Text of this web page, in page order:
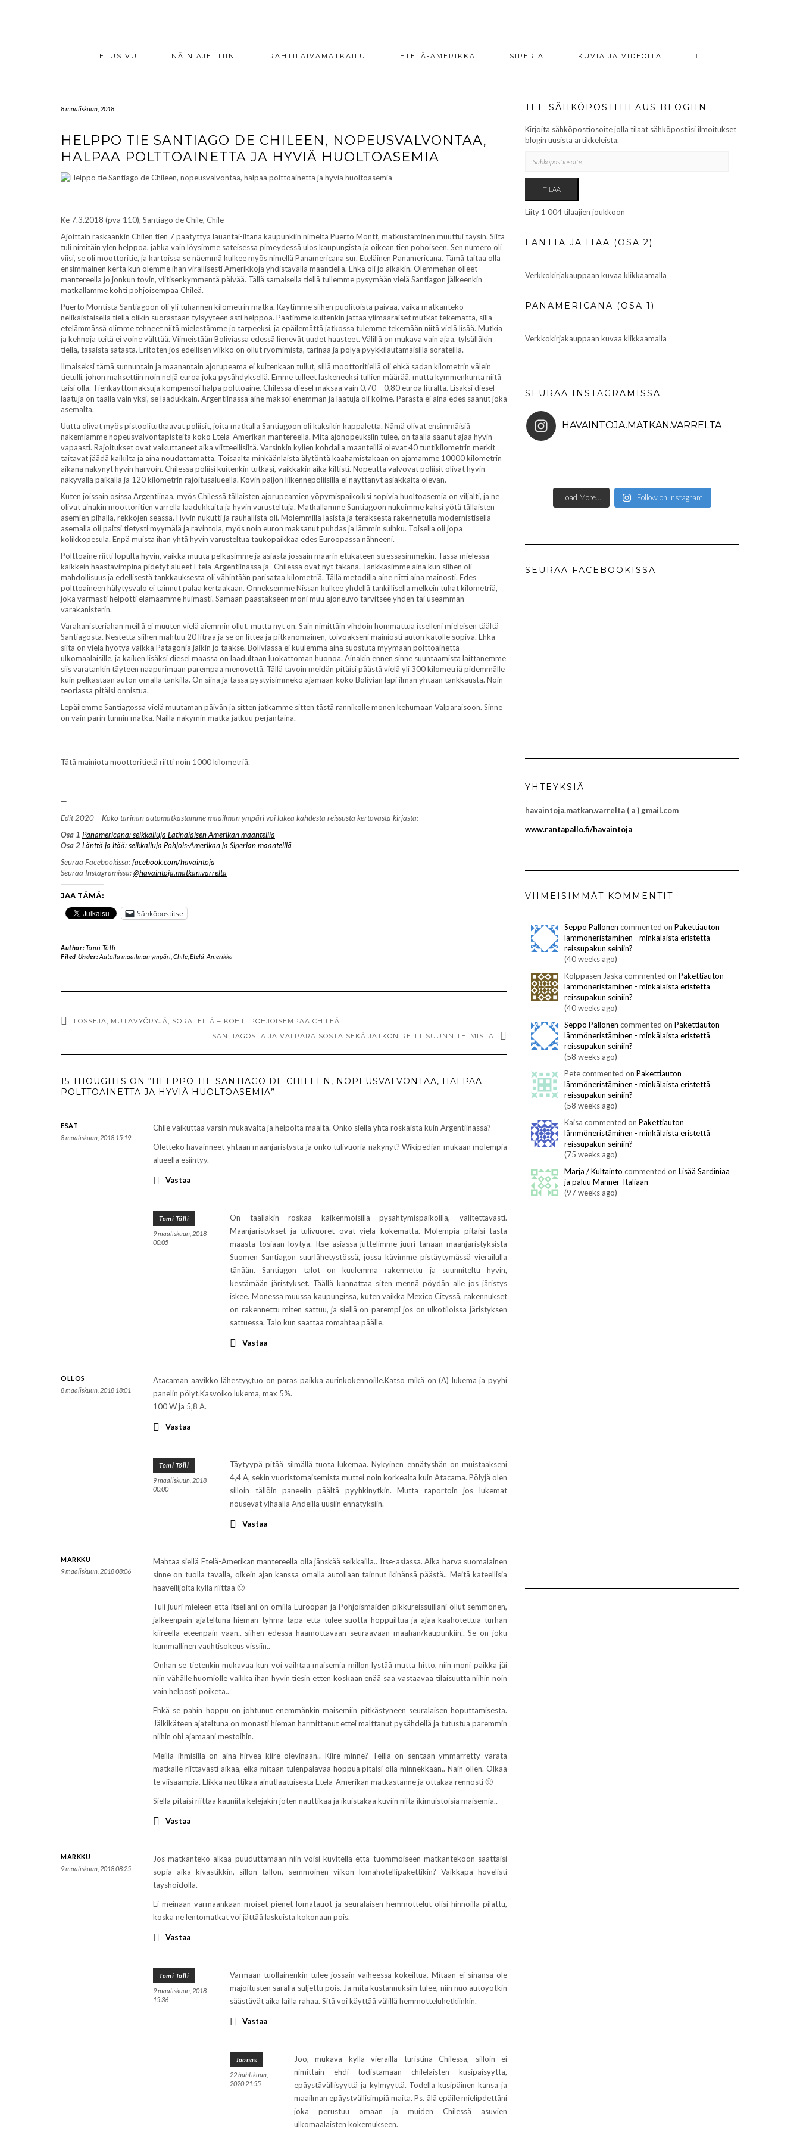
ETUSIVU NÄIN AJETTIIN RAHTILAIVAMATKAILU ETELÄ-AMERIKKA SIPERIA KUVIA JA VIDEOITA
8 maaliskuun, 2018
HELPPO TIE SANTIAGO DE CHILEEN, NOPEUSVALVONTAA,
HALPAA POLTTOAINETTA JA HYVIÄ HUOLTOASEMIA
Ke 7.3.2018 (pvä 110), Santiago de Chile, Chile
Ajoittain raskaankin Chilen tien 7 päätyttyä lauantai-iltana kaupunkiin nimeltä Puerto Montt, matkustaminen muuttui täysin. Siitä
tuli nimitäin ylen helppoa, jahka vain löysimme sateisessa pimeydessä ulos kaupungista ja oikean tien pohoiseen. Sen numero oli
viisi, se oli moottoritie, ja kartoissa se näemmä kulkee myös nimellä Panamericana sur. Eteläinen Panamericana. Tämä taitaa olla
ensimmäinen kerta kun olemme ihan virallisesti Amerikkoja yhdistävällä maantiellä. Ehkä oli jo aikakin. Olemmehan olleet
mantereella jo jonkun tovin, viitisenkymmentä päivää. Tällä samaisella tiellä tullemme pysymään vielä Santiagon jälkeenkin
matkallamme kohti pohjoisempaa Chileä.
Puerto Montista Santiagoon oli yli tuhannen kilometrin matka. Käytimme siihen puolitoista päivää, vaika matkanteko
nelikaistaisella tiellä olikin suorastaan tylsyyteen asti helppoa. Päätimme kuitenkin jättää ylimääräiset mutkat tekemättä, sillä
etelämmässä olimme tehneet niitä mielestämme jo tarpeeksi, ja epäilemättä jatkossa tulemme tekemään niitä vielä lisää. Mutkia
ja kehnoja teitä ei voine välttää. Viimeistään Boliviassa edessä lienevät uudet haasteet. Välillä on mukava vain ajaa, tylsälläkin
tiellä, tasaista satasta. Eritoten jos edellisen viikko on ollut ryömimistä, tärinää ja pölyä pyykkilautamaisilla sorateillä.
Ilmaiseksi tämä sunnuntain ja maanantain ajorupeama ei kuitenkaan tullut, sillä moottoritiellä oli ehkä sadan kilometrin välein
tietulli, johon maksettiin noin neljä euroa joka pysähdyksellä. Emme tulleet laskeneeksi tullien määrää, mutta kymmenkunta niitä
taisi olla. Tienkäyttömaksuja kompensoi halpa polttoaine. Chilessä diesel maksaa vain 0,70 – 0,80 euroa litralta. Lisäksi diesel-
laatuja on täällä vain yksi, se laadukkain. Argentiinassa aine maksoi enemmän ja laatuja oli kolme. Parasta ei aina edes saanut joka
asemalta.
Uutta olivat myös pistoolitutkaavat poliisit, joita matkalla Santiagoon oli kaksikin kappaletta. Nämä olivat ensimmäisiä
näkemiämme nopeusvalvontapisteitä koko Etelä-Amerikan mantereella. Mitä ajonopeuksiin tulee, on täällä saanut ajaa hyvin
vapaasti. Rajoitukset ovat vaikuttaneet aika viitteellisiltä. Varsinkin kylien kohdalla maanteillä olevat 40 tuntikilometrin merkit
taitavat jäädä kaikilta ja aina noudattamatta. Toisaalta minkäänlaista älytöntä kaahamistakaan on ajamamme 10000 kilometrin
aikana näkynyt hyvin harvoin. Chilessä poliisi kuitenkin tutkasi, vaikkakin aika kiltisti. Nopeutta valvovat poliisit olivat hyvin
näkyvällä paikalla ja 120 kilometrin rajoitusalueella. Kovin paljon liikennepoliisilla ei näyttänyt asiakkaita olevan.
Kuten joissain osissa Argentiinaa, myös Chilessä tällaisten ajorupeamien yöpymispaikoiksi sopivia huoltoasemia on viljalti, ja ne
olivat ainakin moottoritien varrella laadukkaita ja hyvin varusteltuja. Matkallamme Santiagoon nukuimme kaksi yötä tällaisten
asemien pihalla, rekkojen seassa. Hyvin nukutti ja rauhallista oli. Molemmilla lasista ja teräksestä rakennetulla modernistisella
asemalla oli paitsi tietysti myymälä ja ravintola, myös noin euron maksanut puhdas ja lämmin suihku. Toisella oli jopa
kolikkopesula. Enpä muista ihan yhtä hyvin varusteltua taukopaikkaa edes Euroopassa nähneeni.
Polttoaine riitti lopulta hyvin, vaikka muuta pelkäsimme ja asiasta jossain määrin etukäteen stressasimmekin. Tässä mielessä
kaikkein haastavimpina pidetyt alueet Etelä-Argentiinassa ja -Chilessä ovat nyt takana. Tankkasimme aina kun siihen oli
mahdollisuus ja edellisestä tankkauksesta oli vähintään parisataa kilometriä. Tällä metodilla aine riitti aina mainosti. Edes
polttoaineen hälytysvalo ei tainnut palaa kertaakaan. Onneksemme Nissan kulkee yhdellä tankillisella melkein tuhat kilometriä,
joka varmasti helpotti elämäämme huimasti. Samaan päästäkseen moni muu ajoneuvo tarvitsee yhden tai useamman
varakanisterin.
Varakanisteriahan meillä ei muuten vielä aiemmin ollut, mutta nyt on. Sain nimittäin vihdoin hommattua itselleni mieleisen täältä
Santiagosta. Nestettä siihen mahtuu 20 litraa ja se on litteä ja pitkänomainen, toivoakseni mainiosti auton katolle sopiva. Ehkä
siitä on vielä hyötyä vaikka Patagonia jäikin jo taakse. Boliviassa ei kuulemma aina suostuta myymään polttoainetta
ulkomaalaisille, ja kaiken lisäksi diesel maassa on laadultaan luokattoman huonoa. Ainakin ennen sinne suuntaamista laittanemme
siis varatankin täyteen naapurimaan parempaa menovettä. Tällä tavoin meidän pitäisi päästä vielä yli 300 kilometriä pidemmälle
kuin pelkästään auton omalla tankilla. On siinä ja tässä pystyisimmekö ajamaan koko Bolivian läpi ilman yhtään tankkausta. Noin
teoriassa pitäisi onnistua.
Lepäilemme Santiagossa vielä muutaman päivän ja sitten jatkamme sitten tästä rannikolle monen kehumaan Valparaisoon. Sinne
on vain parin tunnin matka. Näillä näkymin matka jatkuu perjantaina.
Tätä mainiota moottoritietä riitti noin 1000 kilometriä.
—
Edit 2020 – Koko tarinan automatkastamme maailman ympäri voi lukea kahdesta reissusta kertovasta kirjasta:
Osa 1 Panamericana: seikkailuja Latinalaisen Amerikan maanteillä
Osa 2Länttä ja itää: seikkailuja Pohjois-Amerikan ja Siperian maanteillä
Seuraa Facebookissa:facebook.com/havaintoja
Seuraa Instagramissa:@havaintoja.matkan.varrelta
JAA TÄMÄ:
Sähköpostitse
Author:Tomi Tölli
Filed Under:Autolla maailman ympäri, Chile, Etelä-Amerikka
LOSSEJA, MUTAVYÖRYJÄ, SORATEITÄ – KOHTI POHJOISEMPAA CHILEÄ
SANTIAGOSTA JA VALPARAISOSTA SEKÄ JATKON REITTISUUNNITELMISTA
15 THOUGHTS ON “HELPPO TIE SANTIAGO DE CHILEEN, NOPEUSVALVONTAA, HALPAA
POLTTOAINETTA JA HYVIÄ HUOLTOASEMIA”
ESAT
8 maaliskuun, 2018 15:19
Chile vaikuttaa varsin mukavalta ja helpolta maalta. Onko siellä yhtä roskaista kuin Argentiinassa?
Oletteko havainneet yhtään maanjäristystä ja onko tulivuoria näkynyt? Wikipedian mukaan molempia
alueella esiintyy.
Vastaa
Tomi Tölli
9 maaliskuun, 2018
00:05
On täälläkin roskaa kaikenmoisilla pysähtymispaikoilla, valitettavasti.
Maanjäristykset ja tulivuoret ovat vielä kokematta. Molempia pitäisi tästä
maasta tosiaan löytyä. Itse asiassa juttelimme juuri tänään maanjäristyksistä
Suomen Santiagon suurlähetystössä, jossa kävimme pistäytymässä vierailulla
tänään. Santiagon talot on kuulemma rakennettu ja suunniteltu hyvin,
kestämään järistykset. Täällä kannattaa siten mennä pöydän alle jos järistys
iskee. Monessa muussa kaupungissa, kuten vaikka Mexico Cityssä, rakennukset
on rakennettu miten sattuu, ja siellä on parempi jos on ulkotiloissa järistyksen
sattuessa. Talo kun saattaa romahtaa päälle.
Vastaa
OLLOS
8 maaliskuun, 2018 18:01
Atacaman aavikko lähestyy,tuo on paras paikka aurinkokennoille.Katso mikä on (A) lukema ja pyyhi
panelin pölyt.Kasvoiko lukema, max 5%.
100 W ja 5,8 A.
Vastaa
Tomi Tölli
9 maaliskuun, 2018
00:00
Täytyypä pitää silmällä tuota lukemaa. Nykyinen ennätyshän on muistaakseni
4,4 A, sekin vuoristomaisemista muttei noin korkealta kuin Atacama. Pölyjä olen
silloin tällöin paneelin päältä pyyhkinytkin. Mutta raportoin jos lukemat
nousevat ylhäällä Andeilla uusiin ennätyksiin.
Vastaa
MARKKU
9 maaliskuun, 2018 08:06
Mahtaa siellä Etelä-Amerikan mantereella olla jänskää seikkailla.. Itse-asiassa. Aika harva suomalainen
sinne on tuolla tavalla, oikein ajan kanssa omalla autollaan tainnut ikinänsä päästä.. Meitä kateellisia
haaveilijoita kyllä riittää 🙂
Tuli juuri mieleen että itselläni on omilla Euroopan ja Pohjoismaiden pikkureissuillani ollut semmonen,
jälkeenpäin ajateltuna hieman tyhmä tapa että tulee suotta hoppuiltua ja ajaa kaahotettua turhan
kiireellä eteenpäin vaan.. siihen edessä häämöttävään seuraavaan maahan/kaupunkiin.. Se on joku
kummallinen vauhtisokeus vissiin..
Onhan se tietenkin mukavaa kun voi vaihtaa maisemia millon lystää mutta hitto, niin moni paikka jäi
niin vähälle huomiolle vaikka ihan hyvin tiesin etten koskaan enää saa vastaavaa tilaisuutta niihin noin
vain helposti poiketa..
Ehkä se pahin hoppu on johtunut enemmänkin maisemiin pitkästyneen seuralaisen hoputtamisesta.
Jälkikäteen ajateltuna on monasti hieman harmittanut ettei malttanut pysähdellä ja tutustua paremmin
niihin ohi ajamaani mestoihin.
Meillä ihmisillä on aina hirveä kiire olevinaan.. Kiire minne? Teillä on sentään ymmärretty varata
matkalle riittävästi aikaa, eikä mitään tulenpalavaa hoppua pitäisi olla minnekkään.. Näin ollen. Olkaa
te viisaampia. Elikkä nauttikaa ainutlaatuisesta Etelä-Amerikan matkastanne ja ottakaa rennosti 🙂
Siellä pitäisi riittää kauniita kelejäkin joten nauttikaa ja ikuistakaa kuviin niitä ikimuistoisia maisemia..
Vastaa
MARKKU
9 maaliskuun, 2018 08:25
Jos matkanteko alkaa puuduttamaan niin voisi kuvitella että tuommoiseen matkantekoon saattaisi
sopia aika kivastikkin, sillon tällön, semmoinen viikon lomahotellipakettikin? Vaikkapa hövelisti
täyshoidolla.
Ei meinaan varmaankaan moiset pienet lomatauot ja seuralaisen hemmottelut olisi hinnoilla pilattu,
koska ne lentomatkat voi jättää laskuista kokonaan pois.
Vastaa
Tomi Tölli
9 maaliskuun, 2018
15:36
Varmaan tuollainenkin tulee jossain vaiheessa kokeiltua. Mitään ei sinänsä ole
majoitusten saralla suljettu pois. Ja mitä kustannuksiin tulee, niin nuo autoyötkin
säästävät aika lailla rahaa. Sitä voi käyttää välillä hemmotteluhetkiinkin.
Vastaa
Joonas
22 huhtikuun,
2020 21:55
Joo, mukava kyllä vierailla turistina Chilessä, silloin ei
nimittäin ehdi todistamaan chileläisten kusipäisyyttä,
epäystävällisyyttä ja kylmyyttä. Todella kusipäinen kansa ja
maailman epäystvällisimpiä maita. Ps. älä epäile mielipdettäni
joka perustuu omaan ja muiden Chilessä asuvien
ulkomaalaisten kokemukseen.
TEE SÄHKÖPOSTITILAUS BLOGIIN
Kirjoita sähköpostiosoite jolla tilaat sähköpostiisi ilmoitukset
blogin uusista artikkeleista.
TILAA
Liity 1 004 tilaajien joukkoon
LÄNTTÄ JA ITÄÄ (OSA 2)
Verkkokirjakauppaan kuvaa klikkaamalla
PANAMERICANA (OSA 1)
Verkkokirjakauppaan kuvaa klikkaamalla
SEURAA INSTAGRAMISSA
HAVAINTOJA.MATKAN.VARRELTA
Load More... Follow on Instagram
SEURAA FACEBOOKISSA
YHTEYKSIÄ
havaintoja.matkan.varrelta ( a ) gmail.com
www.rantapallo.fi/havaintoja
VIIMEISIMMÄT KOMMENTIT
Seppo Pallonen commented on Pakettiauton
lämmöneristäminen - minkälaista eristettä
reissupakun seiniin?
(40 weeks ago)
Kolppasen Jaska commented on Pakettiauton
lämmöneristäminen - minkälaista eristettä
reissupakun seiniin?
(40 weeks ago)
Seppo Pallonen commented on Pakettiauton
lämmöneristäminen - minkälaista eristettä
reissupakun seiniin?
(58 weeks ago)
Pete commented on Pakettiauton
lämmöneristäminen - minkälaista eristettä
reissupakun seiniin?
(58 weeks ago)
Kaisa commented on Pakettiauton
lämmöneristäminen - minkälaista eristettä
reissupakun seiniin?
(75 weeks ago)
Marja / Kultainto commented on Lisää Sardiniaa
ja paluu Manner-Italiaan
(97 weeks ago)